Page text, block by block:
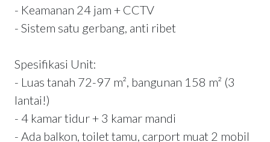
- Keamanan 24 jam + CCTV
- Sistem satu gerbang, anti ribet
Spesifikasi Unit:
- Luas tanah 72-97 m², bangunan 158 m² (3
lantai!)
- 4 kamar tidur + 3 kamar mandi
- Ada balkon, toilet tamu, carport muat 2 mobil